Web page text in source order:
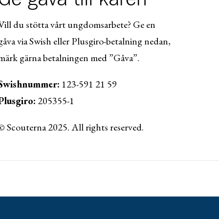
du stötta vårt ungdomsarbete? Ge en
via Swish eller Plusgiro-betalning nedan,
gärna betalningen med ”Gåva”.
123-591 21 59
205355-1
Scouterna 2025. All rights reserved.